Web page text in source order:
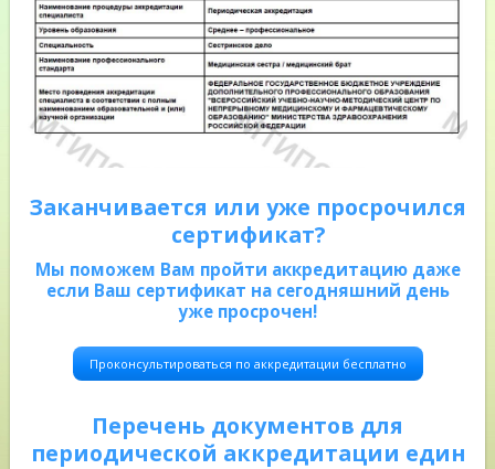
Заканчивается или уже просрочился
сертификат?
Мы поможем Вам пройти аккредитацию даже
если Ваш сертификат на сегодняшний день
уже просрочен!
Проконсультироваться по аккредитации бесплатно
Перечень документов для
периодической аккредитации един